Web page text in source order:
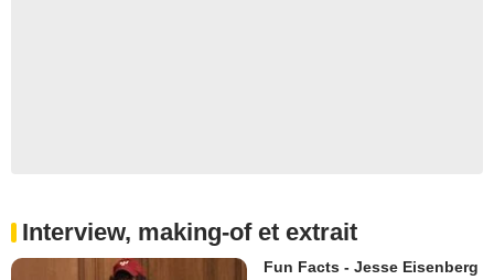
Interview, making-of et extrait
Fun Facts - Jesse Eisenberg